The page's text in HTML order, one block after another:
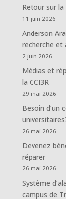
Retour sur
11 juin 2026
Anderson
recherche et
2 juin 2026
Médias et
la CCI3R
29 mai 2026
Besoin d’un
26 mai 2026
Devenez
réparer
26 mai 2026
Système
campus de